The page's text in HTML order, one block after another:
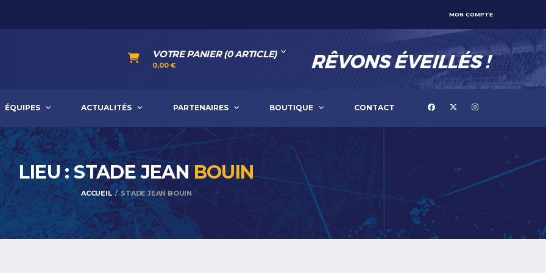
MON COMPTE
VOTRE PANIER (0 ARTICLE)
0,00€
ÉQUIPES ACTUALITÉS PARTENAIRES BOUTIQUE CONTACT
LIEU : STADE JEANBOUIN
ACCUEIL STADE JEAN BOUIN